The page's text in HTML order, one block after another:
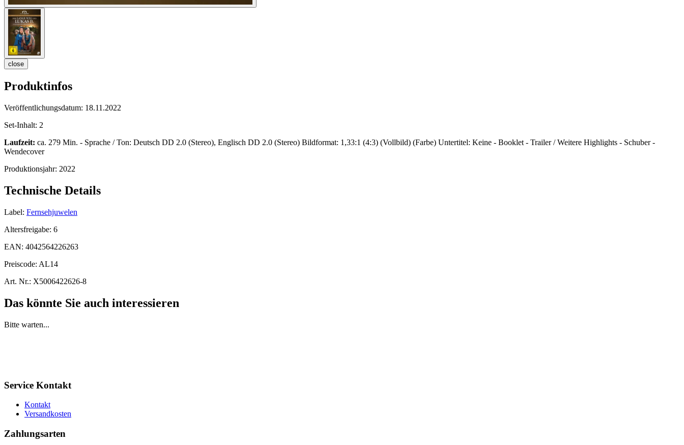
close
Produktinfos
Veröffentlichungsdatum: 18.11.2022
Set-Inhalt: 2
Laufzeit: ca. 279 Min. - Sprache / Ton: Deutsch DD 2.0 (Stereo), Englisch DD 2.0 (Stereo) Bildformat: 1,33:1 (4:3) (Vollbild) (Farbe) Untertitel: Keine - Booklet - Trailer / Weitere Highlights - Schuber -
Wendecover
Produktionsjahr: 2022
Technische Details
Label: Fernsehjuwelen
Altersfreigabe: 6
EAN: 4042564226263
Preiscode: AL14
Art. Nr.: X5006422626-8
Das könnte Sie auch interessieren
Bitte warten...
Service Kontakt
Kontakt
Versandkosten
Zahlungsarten